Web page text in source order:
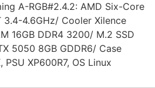
A-RGB#2.4.2: AMD Six-Core
3.4-4.6GHz/ Cooler Xilence
16GB DDR4 3200/ M.2 SSD
5050 8GB GDDR6/ Case
PSU XP600R7, OS Linux